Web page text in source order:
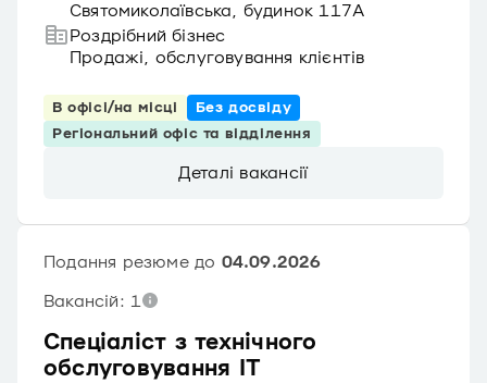
Святомиколаївська, будинок 117А
Роздрібний бізнес
Продажі, обслуговування клієнтів
В офісі/на місці
Без досвіду
Регіональний офіс та відділення
Деталі вакансії
Спеціаліст з технічного
обслуговування ІТ
Подання резюме до 04.09.2026
Вакансій: 1